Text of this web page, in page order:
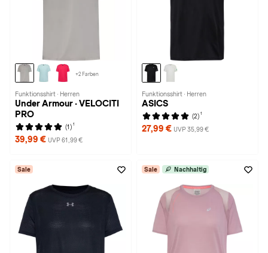
+2 Farben
Funktionsshirt · Herren
Under Armour · VELOCITI
PRO
(1) 1
39,99 € UVP 61,99 €
Funktionsshirt · Herren
ASICS
(2) 1
27,99 € UVP 35,99 €
Sale Sale Nachhaltig